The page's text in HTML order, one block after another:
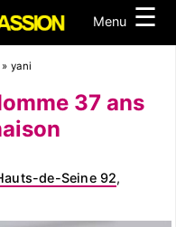
Menu ☰
» yani
37 ans
de-Seine 92,